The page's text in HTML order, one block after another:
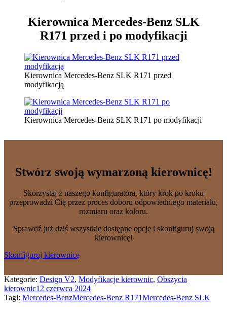
Kierownica Mercedes-Benz SLK
R171 przed i po modyfikacji
Kierownica Mercedes-Benz SLK R171 przed
modyfikacją
Kierownica Mercedes-Benz SLK R171 po modyfikacji
Stwórz swoją wymarzoną kierownicę!
Skorzystaj z naszego konfiguratora, który krok po kroku
przeprowadzi Cię przez proces doboru odpowiedniego materiału,
rozmiaru oraz koloru.
Sprawdź już dziś wszystkie dostępne opcje i skonfiguruj swoją
kierownicę!
Skonfiguruj kierownicę
Kategorie: Design V2, Modyfikacje kierownic, Obszycia
kierownic12 czerwca 2024
Tagi: Mercedes-BenzMercedes-Benz R171Mercedes-Benz SLK